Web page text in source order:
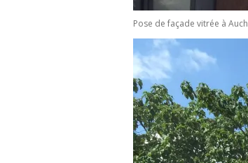
Pose de façade vitrée à Auch